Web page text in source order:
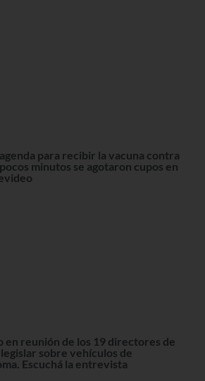
para recibir la vacuna contra
minutos se agotaron cupos en
en reunión de los 19 directores de
sobre vehículos de
Escuchá la entrevista